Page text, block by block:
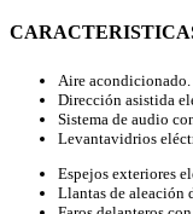
Aire acondicionado.
Dirección asistida
Sistema de audio
Levantavidrios
Espejos exteriores
Llantas de aleación